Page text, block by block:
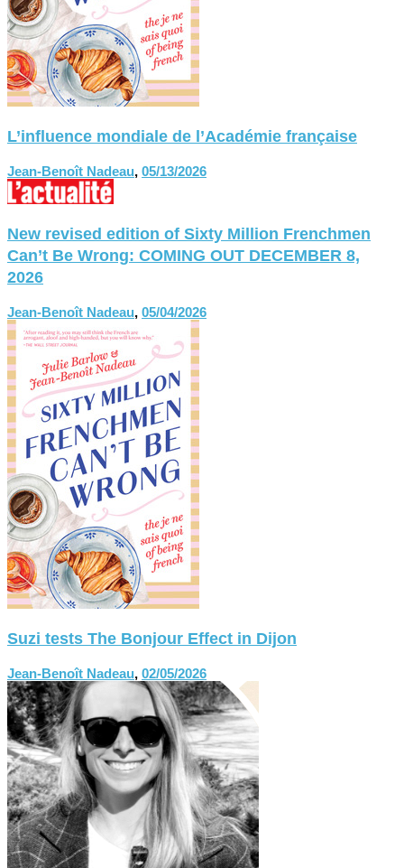
L’influence mondiale de l’Académie française
Jean-Benoît Nadeau, 05/13/2026
New revised edition of Sixty Million Frenchmen
Can’t Be Wrong: COMING OUT DECEMBER 8,
2026
Jean-Benoît Nadeau, 05/04/2026
Suzi tests The Bonjour Effect in Dijon
Jean-Benoît Nadeau, 02/05/2026